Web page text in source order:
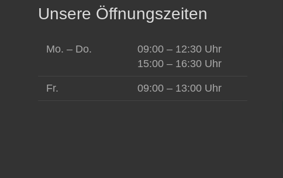
Unsere Öffnungszeiten
Mo. – Do.
09:00 – 12:30 Uhr
15:00 – 16:30 Uhr
Fr. 09:00 – 13:00 Uhr